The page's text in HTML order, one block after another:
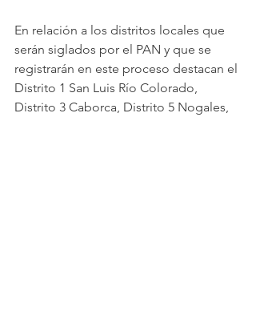
En relación a los distritos locales que
serán siglados por el PAN y que se
registrarán en este proceso destacan el
Distrito 1 San Luis Río Colorado,
Distrito 3 Caborca, Distrito 5 Nogales,